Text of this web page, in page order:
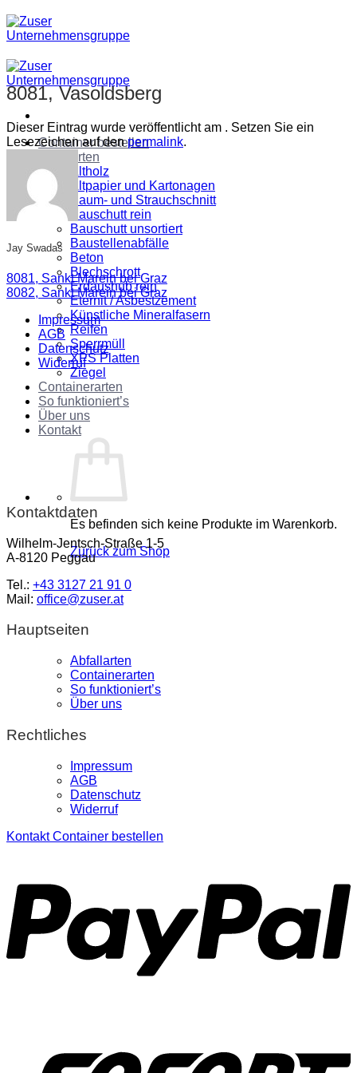
Zum
Inhalt
springen
Container bestellen
Abfallarten
Altholz
Altpapier und Kartonagen
Baum- und Strauchschnitt
Bauschutt rein
Bauschutt unsortiert
Baustellenabfälle
Beton
Blechschrott
Erdaushub rein
Eternit / Asbestzement
Künstliche Mineralfasern
Reifen
Sperrmüll
XPS Platten
Ziegel
Containerarten
So funktioniert’s
Über uns
Kontakt
Es befinden sich keine Produkte im Warenkorb.
Zurück zum Shop
8081, Vasoldsberg
Dieser Eintrag wurde veröffentlicht am . Setzen Sie ein
Lesezeichen auf denpermalink.
Jay Swadas
8081, Sankt Marein bei Graz
8082, Sankt Marein bei Graz
Impressum
AGB
Datenschutz
Widerruf
Kontaktdaten
Wilhelm-Jentsch-Straße 1-5
A-8120 Peggau
Tel.: +43 3127 21 91 0
Mail: office@zuser.at
Hauptseiten
Abfallarten
Containerarten
So funktioniert’s
Über uns
Rechtliches
Impressum
AGB
Datenschutz
Widerruf
Kontakt Container bestellen